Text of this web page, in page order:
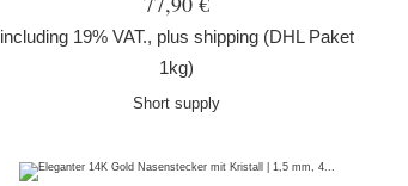
including 19% VAT., plus shipping (DHL Paket
1kg)
Short supply